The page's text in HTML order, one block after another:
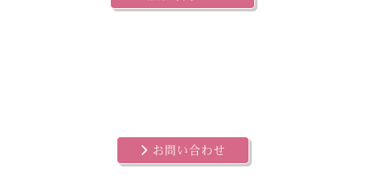
お問い合わせ